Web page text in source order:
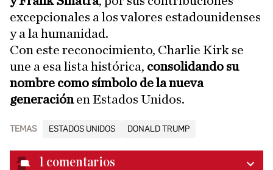
excepcionales a los valores estadounidenses
y a la humanidad.
Con este reconocimiento, Charlie Kirk se
une a esa lista histórica, consolidando su
nombre como símbolo de la nueva
generaciónen Estados Unidos.
TEMAS ESTADOS UNIDOS DONALD TRUMP
1 comentarios